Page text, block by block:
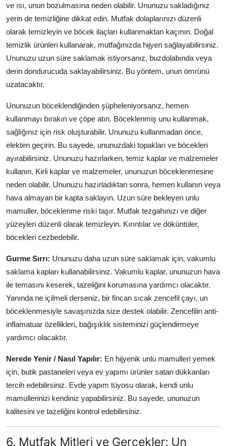
ve ısı, unun bozulmasına neden olabilir. Ununuzu sakladığınız
yerin de temizliğine dikkat edin. Mutfak dolaplarınızı düzenli
olarak temizleyin ve böcek ilaçları kullanmaktan kaçının. Doğal
temizlik ürünleri kullanarak, mutfağınızda hijyen sağlayabilirsiniz.
Ununuzu uzun süre saklamak istiyorsanız, buzdolabında veya
derin dondurucuda saklayabilirsiniz. Bu yöntem, unun ömrünü
uzatacaktır.
Ununuzun böceklendiğinden şüpheleniyorsanız, hemen
kullanmayı bırakın ve çöpe atın. Böceklenmiş unu kullanmak,
sağlığınız için risk oluşturabilir. Ununuzu kullanmadan önce,
elekten geçirin. Bu sayede, ununuzdaki topakları ve böcekleri
ayırabilirsiniz. Ununuzu hazırlarken, temiz kaplar ve malzemeler
kullanın. Kirli kaplar ve malzemeler, ununuzun böceklenmesine
neden olabilir. Ununuzu hazırladıktan sonra, hemen kullanın veya
hava almayan bir kapta saklayın. Uzun süre bekleyen unlu
mamuller, böceklenme riski taşır. Mutfak tezgahınızı ve diğer
yüzeyleri düzenli olarak temizleyin. Kırıntılar ve döküntüler,
böcekleri cezbedebilir.
Gurme Sırrı: Ununuzu daha uzun süre saklamak için, vakumlu
saklama kapları kullanabilirsiniz. Vakumlu kaplar, ununuzun hava
ile temasını keserek, tazeliğini korumasına yardımcı olacaktır.
Yanında ne içilmeli derseniz, bir fincan sıcak zencefil çayı, un
böceklenmesiyle savaşınızda size destek olabilir. Zencefilin anti-
inflamatuar özellikleri, bağışıklık sisteminizi güçlendirmeye
yardımcı olacaktır.
Nerede Yenir / Nasıl Yapılır: En hijyenik unlu mamulleri yemek
için, butik pastaneleri veya ev yapımı ürünler satan dükkanları
tercih edebilirsiniz. Evde yapım tüyosu olarak, kendi unlu
mamullerinizi kendiniz yapabilirsiniz. Bu sayede, ununuzun
kalitesini ve tazeliğini kontrol edebilirsiniz.
6. Mutfak Mitleri ve Gerçekler: Un